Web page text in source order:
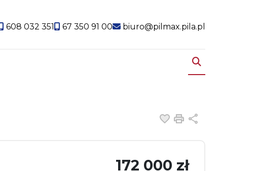
608 032 351 67 350 91 00 biuro@pilmax.pila.pl
Dodaj do
Drukuj
172 000 zł